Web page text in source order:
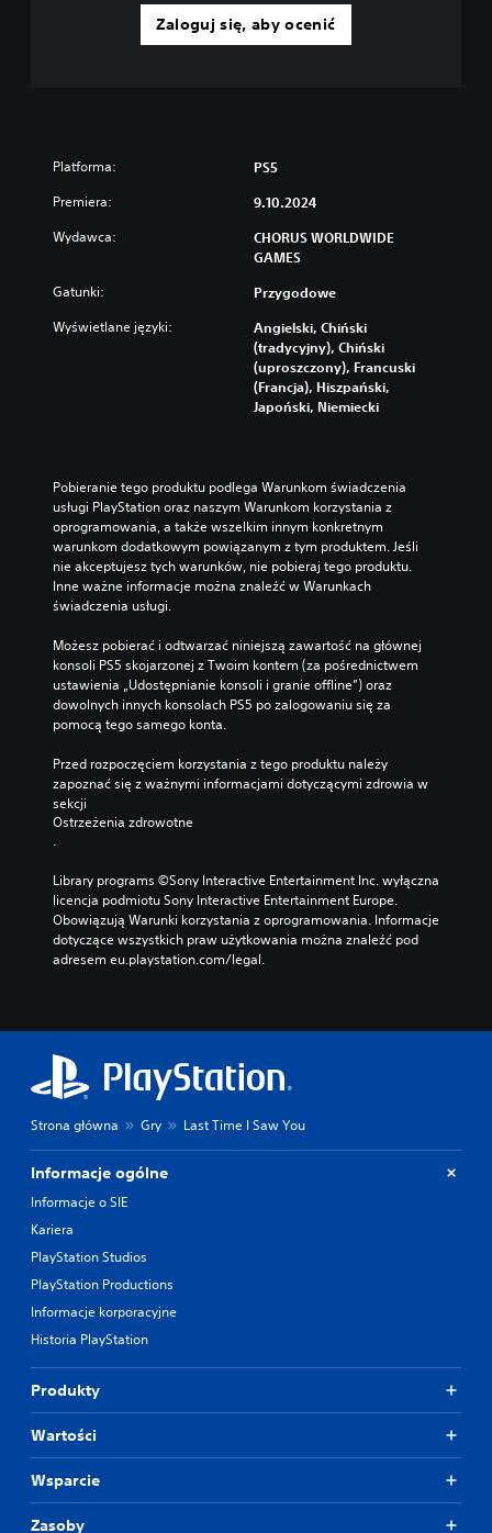
Zaloguj się, aby ocenić
Platforma: PS5
Premiera: 9.10.2024
Wydawca:
CHORUS WORLDWIDE
GAMES
Gatunki: Przygodowe
Wyświetlane języki:
Angielski, Chiński
(tradycyjny), Chiński
(uproszczony), Francuski
(Francja), Hiszpański,
Japoński, Niemiecki
Pobieranie tego produktu podlega Warunkom świadczenia
usługi PlayStation oraz naszym Warunkom korzystania z
oprogramowania, a także wszelkim innym konkretnym
warunkom dodatkowym powiązanym z tym produktem. Jeśli
nie akceptujesz tych warunków, nie pobieraj tego produktu.
Inne ważne informacje można znaleźć w Warunkach
świadczenia usługi.
Możesz pobierać i odtwarzać niniejszą zawartość na głównej
konsoli PS5 skojarzonej z Twoim kontem (za pośrednictwem
ustawienia „Udostępnianie konsoli i granie offline”) oraz
dowolnych innych konsolach PS5 po zalogowaniu się za
pomocą tego samego konta.
Przed rozpoczęciem korzystania z tego produktu należy
zapoznać się z ważnymi informacjami dotyczącymi zdrowia w
sekcji
Ostrzeżenia zdrowotne
.
Library programs ©Sony Interactive Entertainment Inc. wyłączna
licencja podmiotu Sony Interactive Entertainment Europe.
Obowiązują Warunki korzystania z oprogramowania. Informacje
dotyczące wszystkich praw użytkowania można znaleźć pod
adresem eu.playstation.com/legal.
Strona główna Gry Last Time I Saw You
Informacje ogólne
Informacje o SIE
Kariera
PlayStation Studios
PlayStation Productions
Informacje korporacyjne
Historia PlayStation
Produkty
Wartości
Wsparcie
Zasoby